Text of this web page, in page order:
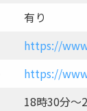
有り
https://
https://
18時30分～